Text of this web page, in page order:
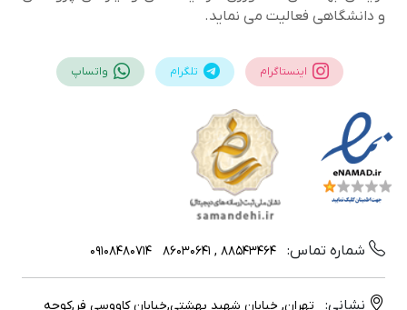
و دانشگاهی فعالیت می نماید.
اینستاگرام تلگرام واتساپ
شماره تماس: 88543464 , 86030641
09108480714
نشانی: تهران, خیابان شهید بهشتی,خیابان کاووسی فر,کوچه